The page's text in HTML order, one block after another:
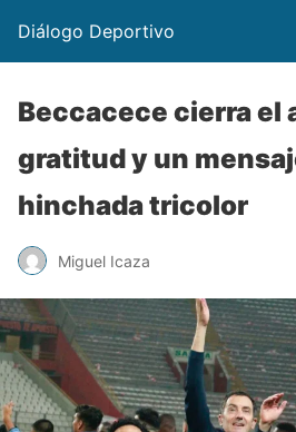
Diálogo Deportivo
Beccacece cierra el
gratitud y un
hinchada tricolor
Miguel Icaza